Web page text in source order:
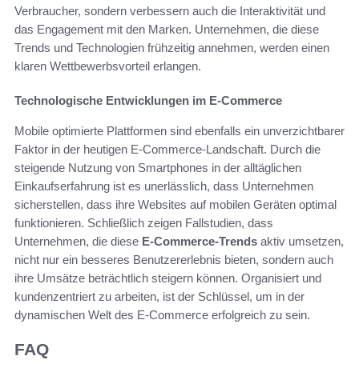
Verbraucher, sondern verbessern auch die Interaktivität und
das Engagement mit den Marken. Unternehmen, die diese
Trends und Technologien frühzeitig annehmen, werden einen
klaren Wettbewerbsvorteil erlangen.
Technologische Entwicklungen im E-Commerce
Mobile optimierte Plattformen sind ebenfalls ein unverzichtbarer
Faktor in der heutigen E-Commerce-Landschaft. Durch die
steigende Nutzung von Smartphones in der alltäglichen
Einkaufserfahrung ist es unerlässlich, dass Unternehmen
sicherstellen, dass ihre Websites auf mobilen Geräten optimal
funktionieren. Schließlich zeigen Fallstudien, dass
Unternehmen, die diese E-Commerce-Trends aktiv umsetzen,
nicht nur ein besseres Benutzererlebnis bieten, sondern auch
ihre Umsätze beträchtlich steigern können. Organisiert und
kundenzentriert zu arbeiten, ist der Schlüssel, um in der
dynamischen Welt des E-Commerce erfolgreich zu sein.
FAQ